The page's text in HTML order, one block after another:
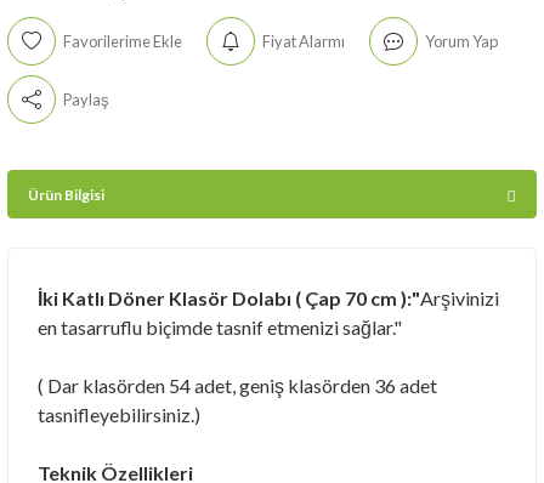
Fiyat Alarmı Yorum Yap
Paylaş
Ürün Bilgisi
İki Katlı Döner Klasör Dolabı ( Çap 70 cm ):"
en tasarruflu biçimde tasnif etmenizi sağlar.
( Dar klasörden 54 adet, geniş klasörden 36 adet
tasnifleyebilirsiniz.)
Kenar bantları fitilli pvc dir.
Standart renkler düz gri ve kayındır.
Her kat birbirinden bağımsız olarak sağa ve sola döner.
Büro içi olanlar 2-3 ve 4 katlı tekerleklidir.
Garanti süresi 5 yıldır.